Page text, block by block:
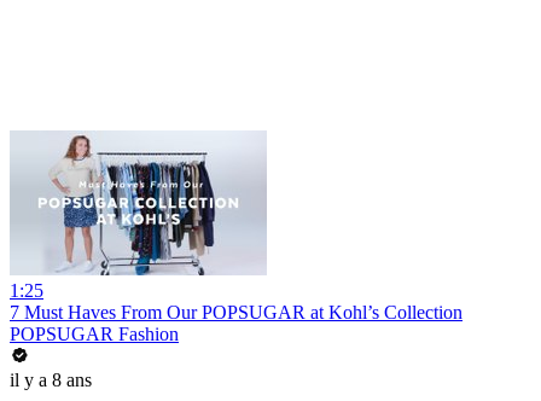
1:25
7 Must Haves From Our POPSUGAR at Kohl’s Collection
POPSUGAR Fashion
il y a 8 ans